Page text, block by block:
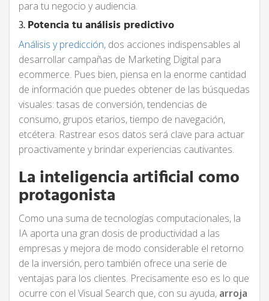
para tu negocio y audiencia.
3.Potencia tu análisis predictivo
Análisis y predicción, dos acciones indispensables al
desarrollar campañas de Marketing Digital para
ecommerce. Pues bien, piensa en la enorme cantidad
de información que puedes obtener de las búsquedas
visuales: tasas de conversión, tendencias de
consumo, grupos etarios, tiempo de navegación,
etcétera. Rastrear esos datos será clave para actuar
proactivamente y brindar experiencias cautivantes.
La inteligencia artificial como
protagonista
Como una suma de tecnologías computacionales, la
IA aporta una gran dosis de productividad a las
empresas y mejora de modo considerable el retorno
de la inversión, pero también ofrece una serie de
ventajas para los clientes. Precisamente eso es lo que
ocurre con el Visual Search que, con su ayuda, arroja